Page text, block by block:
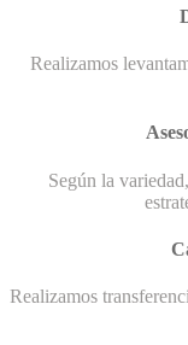
Realizamos
Según la
Realizamos